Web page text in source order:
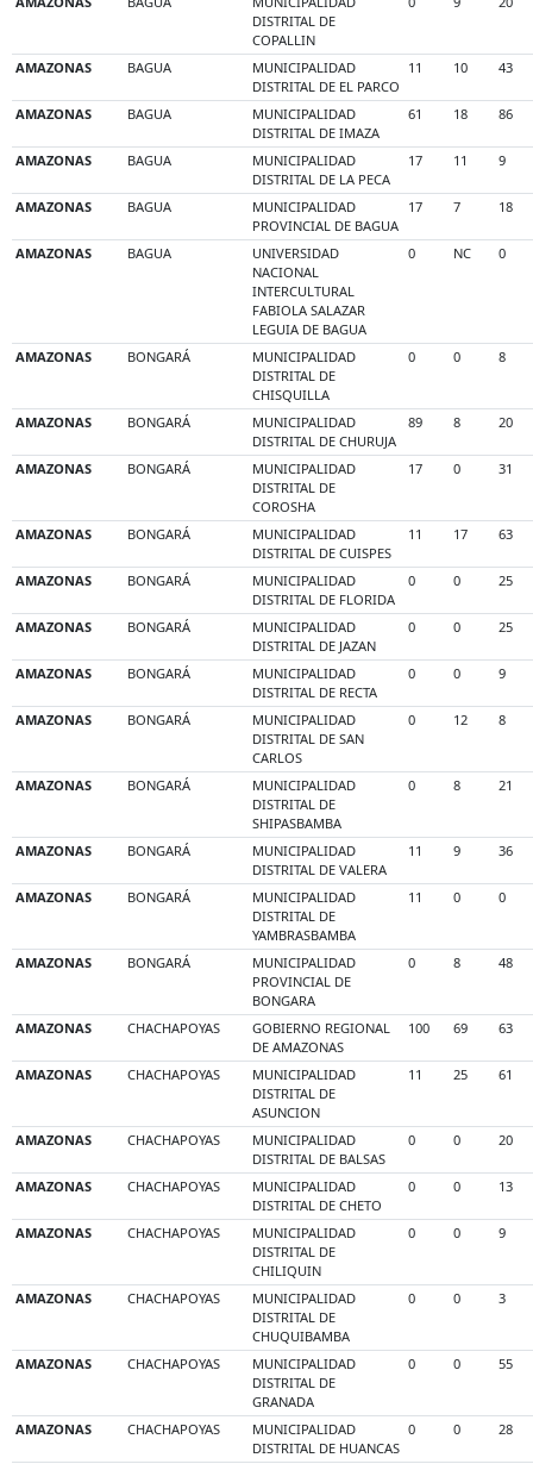
DISTRITAL DE
COPALLIN
AMAZONAS BAGUA
MUNICIPALIDAD
DISTRITAL DE EL PARCO
11 10 43
AMAZONAS BAGUA
MUNICIPALIDAD
DISTRITAL DE IMAZA
61 18 86
AMAZONAS BAGUA
MUNICIPALIDAD
DISTRITAL DE LA PECA
17 11 9
AMAZONAS BAGUA
MUNICIPALIDAD
PROVINCIAL DE BAGUA
17 7 18
AMAZONAS BAGUA
UNIVERSIDAD
NACIONAL
INTERCULTURAL
FABIOLA SALAZAR
LEGUIA DE BAGUA
0 NC 0
AMAZONAS BONGARÁ
MUNICIPALIDAD
DISTRITAL DE
CHISQUILLA
0 0 8
AMAZONAS BONGARÁ
MUNICIPALIDAD
DISTRITAL DE CHURUJA
89 8 20
AMAZONAS BONGARÁ
MUNICIPALIDAD
DISTRITAL DE
COROSHA
17 0 31
AMAZONAS BONGARÁ
MUNICIPALIDAD
DISTRITAL DE CUISPES
11 17 63
AMAZONAS BONGARÁ
MUNICIPALIDAD
DISTRITAL DE FLORIDA
0 0 25
AMAZONAS BONGARÁ
MUNICIPALIDAD
DISTRITAL DE JAZAN
0 0 25
AMAZONAS BONGARÁ
MUNICIPALIDAD
DISTRITAL DE RECTA
0 0 9
AMAZONAS BONGARÁ
MUNICIPALIDAD
DISTRITAL DE SAN
CARLOS
0 12 8
AMAZONAS BONGARÁ
MUNICIPALIDAD
DISTRITAL DE
SHIPASBAMBA
0 8 21
AMAZONAS BONGARÁ
MUNICIPALIDAD
DISTRITAL DE VALERA
11 9 36
AMAZONAS BONGARÁ
MUNICIPALIDAD
DISTRITAL DE
YAMBRASBAMBA
11 0 0
AMAZONAS BONGARÁ
MUNICIPALIDAD
PROVINCIAL DE
BONGARA
0 8 48
AMAZONAS CHACHAPOYAS
GOBIERNO REGIONAL
DE AMAZONAS
100 69 63
AMAZONAS CHACHAPOYAS
MUNICIPALIDAD
DISTRITAL DE
ASUNCION
11 25 61
AMAZONAS CHACHAPOYAS
MUNICIPALIDAD
DISTRITAL DE BALSAS
0 0 20
AMAZONAS CHACHAPOYAS
MUNICIPALIDAD
DISTRITAL DE CHETO
0 0 13
AMAZONAS CHACHAPOYAS
MUNICIPALIDAD
DISTRITAL DE
CHILIQUIN
0 0 9
AMAZONAS CHACHAPOYAS
MUNICIPALIDAD
DISTRITAL DE
CHUQUIBAMBA
0 0 3
AMAZONAS CHACHAPOYAS
MUNICIPALIDAD
DISTRITAL DE
GRANADA
0 0 55
AMAZONAS CHACHAPOYAS
MUNICIPALIDAD
DISTRITAL DE HUANCAS
0 0 28